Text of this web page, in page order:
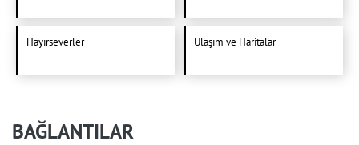
Hayırseverler Ulaşım ve Haritalar
BAĞLANTILAR